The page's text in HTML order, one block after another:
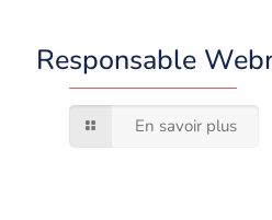
Responsable
En savoir plus